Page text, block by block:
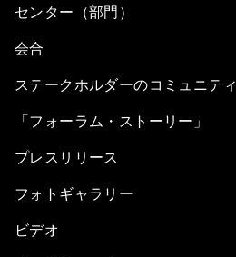
センター（部門）
会合
ステークホルダーのコミュニティ
「フォーラム・ストーリー」
プレスリリース
フォトギャラリー
ビデオ